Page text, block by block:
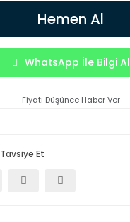
Hemen Al
WhatsApp İle Bilgi Al
Fiyatı Düşünce Haber Ver
Tavsiye Et